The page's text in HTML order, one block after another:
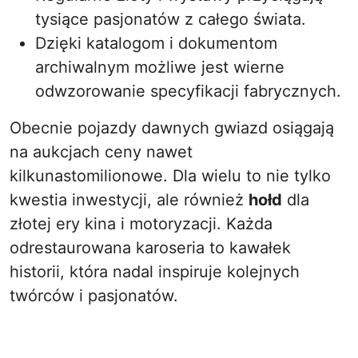
tysiące pasjonatów z całego świata.
Dzięki katalogom i dokumentom
archiwalnym możliwe jest wierne
odwzorowanie specyfikacji fabrycznych.
Obecnie pojazdy dawnych gwiazd osiągają
na aukcjach ceny nawet
kilkunastomilionowe. Dla wielu to nie tylko
kwestia inwestycji, ale również hołd dla
złotej ery kina i motoryzacji. Każda
odrestaurowana karoseria to kawałek
historii, która nadal inspiruje kolejnych
twórców i pasjonatów.